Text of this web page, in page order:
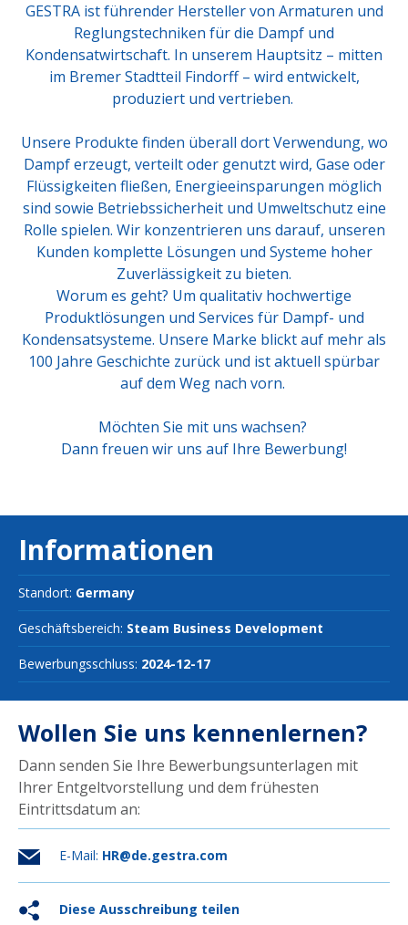
GESTRA ist führender Hersteller von Armaturen und
Reglungstechniken für die Dampf und
Kondensatwirtschaft. In unserem Hauptsitz – mitten
im Bremer Stadtteil Findorff – wird entwickelt,
produziert und vertrieben.
Unsere Produkte finden überall dort Verwendung, wo
Dampf erzeugt, verteilt oder genutzt wird, Gase oder
Flüssigkeiten fließen, Energieeinsparungen möglich
sind sowie Betriebssicherheit und Umweltschutz eine
Rolle spielen. Wir konzentrieren uns darauf, unseren
Kunden komplette Lösungen und Systeme hoher
Zuverlässigkeit zu bieten.
Worum es geht? Um qualitativ hochwertige
Produktlösungen und Services für Dampf- und
Kondensatsysteme. Unsere Marke blickt auf mehr als
100 Jahre Geschichte zurück und ist aktuell spürbar
auf dem Weg nach vorn.
Möchten Sie mit uns wachsen?
Dann freuen wir uns auf Ihre Bewerbung!
Informationen
Standort: Germany
Geschäftsbereich: Steam Business Development
Bewerbungsschluss: 2024-12-17
Wollen Sie uns kennenlernen?
Dann senden Sie Ihre Bewerbungsunterlagen mit
Ihrer Entgeltvorstellung und dem frühesten
Eintrittsdatum an:
E-Mail: HR@de.gestra.com
Diese Ausschreibung teilen